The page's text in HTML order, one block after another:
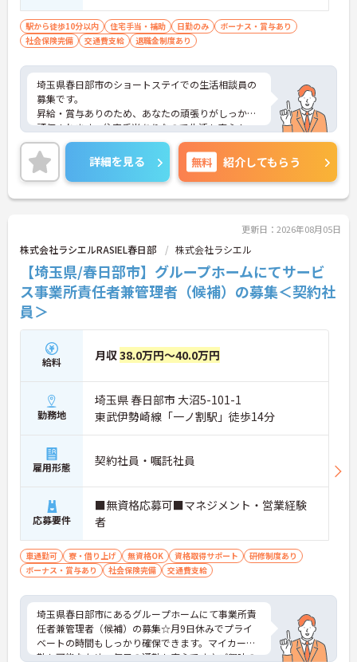
をその場で解消できます。
・定期的な面談やフォロー研修に加えて各種資格の
取得支援制度も活用できることで、介護の専門性を
【業績や日々の努力を多角的に評価する「特別報酬
制度」で、収入アップが期待できます】
・賞与とは別に、円滑な施設運営への協力やチーム
ワークなどの貢献度合いを評価して特別報酬を支給
する独自の仕組みがあります。
・一人ひとりの頑張りが目に見える形でしっかりと
還元されるため、高いモチベーションを維持しなが
ら仕事に向き合うことができます。
・残業は月平均10時間程度、年間17日間のリフレッ
シュ休暇や産前産後・育児休暇など多様な休暇制度
を利用して私生活を大切にできます。
・65歳の定年後も70歳まで勤務可能な再雇用制度や
退職金制度を設けており、大手グループの安定した
基盤のもとで長く雇用が保証されます。
【身だしなみの自由度が高く、自分らしいスタイル
を尊重しながら活躍できる環境です】
どが原則自由とされています。
・自分らしさを維持しながら働ける柔軟な社内規定
が整っているため、型にとらわれずストレスの少な
い状態でご活躍いただけます。
駅から徒歩10分以内 住宅手当・補助 日勤のみ
ボーナス・賞与あり
社会保険完備
交通費支給 退職金制度あり
埼玉県春日部市のショートステイでの生活相談員の
募集です。
昇給・賞与ありのため、あなたの頑張りがしっかり
評価されます。住宅手当ありなので生活も安心！
ご興味のある方は、面接のポイントをお伝えします
のでお気軽にお問い合せください。
詳細を見る 無料 紹介してもらう
更新日：2026年08月05日
株式会社ラシエルRASIEL春日部 株式会社ラシエル
【埼玉県/春日部市】グループホームにてサービ
ス事業所責任者兼管理者（候補）の募集＜契約社
員＞
給料 月収38.0万円～40.0万円
勤務地
埼玉県 春日部市 大沼5-101-1
東武伊勢崎線「一ノ割駅」徒歩14分
雇用形態 契約社員・嘱託社員
応募要件
■無資格応募可■マネジメント・営業経験
者
車通勤可 寮・借り上げ 無資格OK 資格取得サポート
研修制度あり
ボーナス・賞与あり
社会保険完備 交通費支給
埼玉県春日部市にあるグループホームにて事業所責
任者兼管理者（候補）の募集☆月9日休みでプライ
ベートの時間もしっかり確保できます。マイカー通
勤も可能なため、毎日の通勤も安心です♪ご興味の